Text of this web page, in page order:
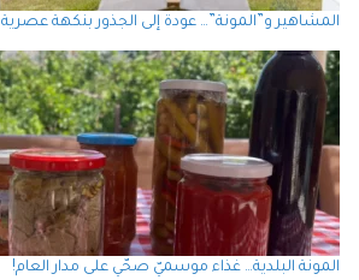
المشاهير و”المونة”… عودة إلى الجذور بنكهة عصرية
المونة البلدية… غذاء موسميّ صحّي على مدار العام!